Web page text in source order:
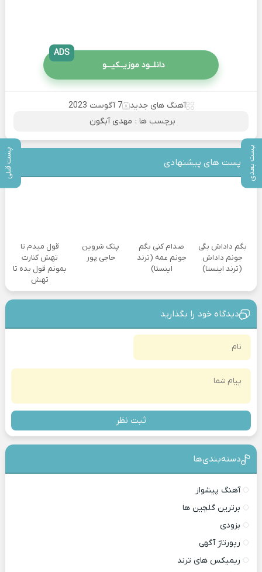
پست بعدی پست قبلی
دانلــود موزیــکیـــو
ADS
آهنگ های جدید
7 آگوست 2023
برچسب ها : مهدی آبگون
پست های پیشنهادی
بگم داداش بگی
جونم داداش
(ترند اینستا)
صدام کنی بگم
جونم عمه (ترند
اینستا)
پتک شروین
حاجی پور
قول میدم تا
تهش کنارت
بمونم قول بده تا
تهش
دیدگاه خود را بگذارید
ثبت نظر
دسته‌بندی‎‌‌ها
آهنگ پیشواز
برترین گلچین ها
بزودی
رپورتاژ آگهی
ریمیکس های ترند